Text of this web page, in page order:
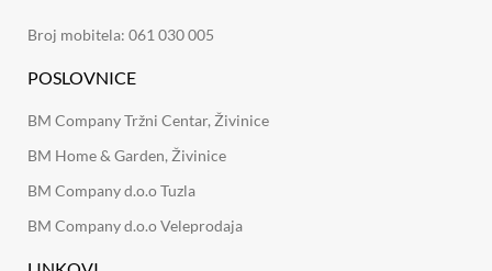
Broj mobitela: 061 030 005
POSLOVNICE
BM Company Tržni Centar, Živinice
BM Home & Garden, Živinice
BM Company d.o.o Tuzla
BM Company d.o.o Veleprodaja